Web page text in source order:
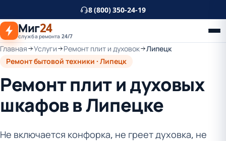
основному
контенту
8 (800) 350-24-19
Миг24
служба ремонта 24/7
Главная Услуги Ремонт плит и духовок
Липецк
Ремонт бытовой техники · Липецк
Ремонт плит и духовых
шкафов в Липецке
Не включается конфорка, не греет духовка, не